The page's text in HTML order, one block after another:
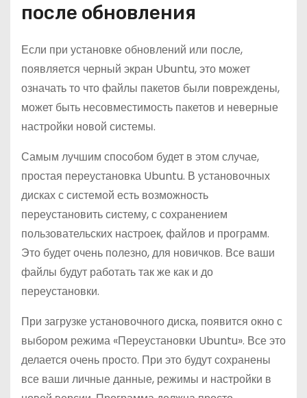
после обновления
Если при установке обновлений или после,
появляется черный экран Ubuntu, это может
означать то что файлы пакетов были повреждены,
может быть несовместимость пакетов и неверные
настройки новой системы.
Самым лучшим способом будет в этом случае,
простая переустановка Ubuntu. В установочных
дисках с системой есть возможность
переустановить систему, с сохранением
пользовательских настроек, файлов и программ.
Это будет очень полезно, для новичков. Все ваши
файлы будут работать так же как и до
переустановки.
При загрузке установочного диска, появится окно с
выбором режима «Переустановки Ubuntu». Все это
делается очень просто. При это будут сохранены
все ваши личные данные, режимы и настройки в